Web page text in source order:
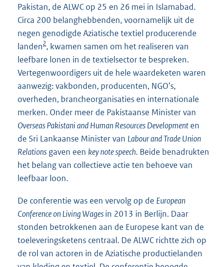
Pakistan, de ALWC op 25 en 26 mei in Islamabad.
Circa 200 belanghebbenden, voornamelijk uit de
negen genodigde Aziatische textiel producerende
landen2, kwamen samen om het realiseren van
leefbare lonen in de textielsector te bespreken.
Vertegenwoordigers uit de hele waardeketen waren
aanwezig: vakbonden, producenten, NGO’s,
overheden, brancheorganisaties en internationale
merken. Onder meer de Pakistaanse Minister van
Overseas Pakistani and Human Resources Development en
de Sri Lankaanse Minister van Labour and Trade Union
Relations gaven een key note speech. Beide benadrukten
het belang van collectieve actie ten behoeve van
leefbaar loon.
De conferentie was een vervolg op de European
Conference on Living Wagesin 2013 in Berlijn. Daar
stonden betrokkenen aan de Europese kant van de
toeleveringsketens centraal. De ALWC richtte zich op
de rol van actoren in de Aziatische productielanden